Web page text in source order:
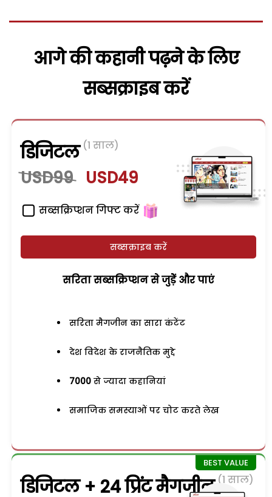
आगे की कहानी पढ़ने के लिए
सब्सक्राइब करें
डिजिटल (1 साल)
USD99 USD49
सब्सक्रिप्शन गिफ्ट करें
सब्सक्राइब करें
सरिता सब्सक्रिप्शन से जुड़ेें और पाएं
सरिता मैगजीन का सारा कंटेंट
देश विदेश के राजनैतिक मुद्दे
7000 से ज्यादा कहानियां
समाजिक समस्याओं पर चोट करते लेख
डिजिटल + 24 प्रिंट मैगजीन (1 साल)